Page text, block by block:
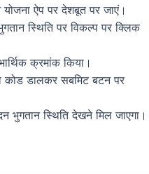
ऐप पर देशबूत पर जाएं।
स्थिति पर विकल्प पर क्लिक
क्रमांक किया।
कोड डालकर सबमिट बटन पर
स्थिति देखने मिल जाएगा।